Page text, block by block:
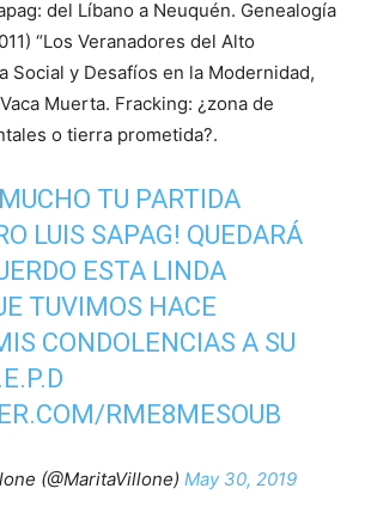
del Líbano a Neuquén. Genealogía
“Los Veranadores del Alto
Social y Desafíos en la Modernidad,
Muerta. Fracking: ¿zona de
o tierra prometida?.
TU PARTIDA
LUIS SAPAG! QUEDARÁ
ESTA LINDA
TUVIMOS HACE
CONDOLENCIAS A SU
RME8MESOUB
(@MaritaVillone) May 30, 2019